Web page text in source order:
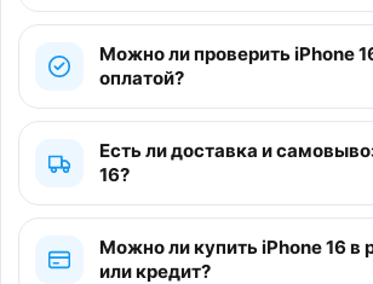
Можно ли проверить iPhone
оплатой?
Есть ли доставка и
16?
Можно ли купить iPhone 16 в
или кредит?